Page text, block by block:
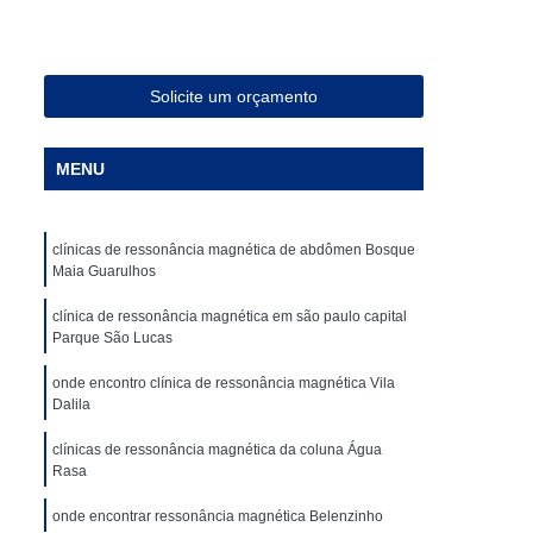
de Abdômen
Especialista em Ressonância Magnética
Clínica para Angiotomografia
para Fazer Tomografia Computadorizada
Clínica para Realizar Tomografia
Total com Contraste
Clínica para Tomografia de Articulações
Clínica Particular para Fazer Tomografia
para Exame de Tomografia do Tórax
Tomografia Abdominal
Solicite um orçamento
MENU
clínicas de ressonância magnética de abdômen Bosque
Maia Guarulhos
clínica de ressonância magnética em são paulo capital
Parque São Lucas
onde encontro clínica de ressonância magnética Vila
Dalila
clínicas de ressonância magnética da coluna Água
Rasa
onde encontrar ressonância magnética Belenzinho